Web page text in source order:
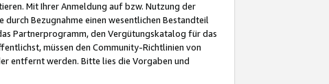
Mit Ihrer Anmeldung auf bzw. Nutzung der
Bezugnahme einen wesentlichen Bestandteil
Partnerprogramm, den Vergütungskatalog für das
müssen den Community-Richtlinien von
entfernt werden. Bitte lies die Vorgaben und